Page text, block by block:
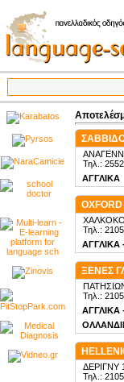
Τηλ.:
ΑΓΓΛΙΚΑ
Τηλ.:
ΑΓΓΛΙΚΑ
ΞΕΝΕΣ
Τηλ.:
ΑΓΓΛΙΚΑ
ΔΕΡΙΓΝΥ
Τηλ.: